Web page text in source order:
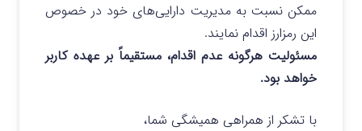
ممکن نسبت به مدیریت دارایی‌های خود در خصوص
این رمزارز اقدام نمایند.
مسئولیت هرگونه عدم اقدام، مستقیماً بر عهده کاربر
خواهد بود.
با تشکر از همراهی همیشگی شما،